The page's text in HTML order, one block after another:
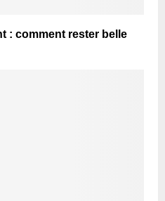
: comment rester belle